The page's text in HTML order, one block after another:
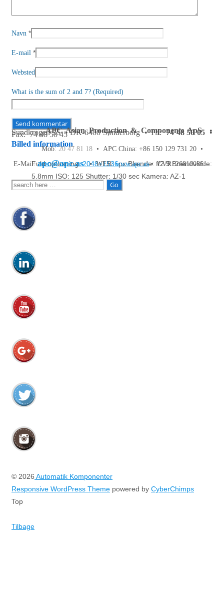
Navn *
E-mail *
Websted
What is the sum of 2 and 7? (Required)
Billed information
Fuld opløsning:2048×1536px Blænde: f/2.9 Brændvidde:
5.8mm ISO: 125 Shutter: 1/30 sec Kamera: AZ-1
APC Asian Production & Components ApS•
Sundkrogen 35 • DK-6400 Sønderborg • Tlf:74 48 50 05•
Fax: 74 48 50 45
Mob:20 47 81 18 • APC China: +86 150 129 731 20 •
E-Mail:apc@apc.as• WEB:www.apc.as• CVR: 26810086
Søg
© 2026 Automatik Komponenter
Responsive WordPress Theme powered by CyberChimps
Top
Tilbage